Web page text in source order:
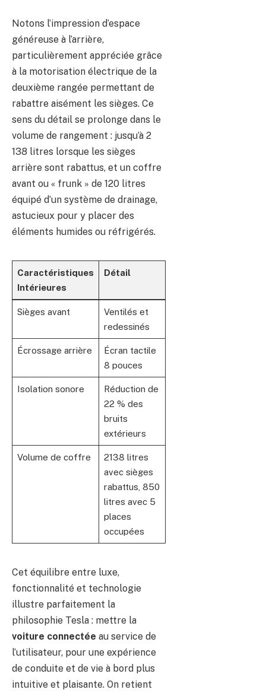
Notons l’impression d’espace
généreuse à l’arrière,
particulièrement appréciée grâce
à la motorisation électrique de la
deuxième rangée permettant de
rabattre aisément les sièges. Ce
sens du détail se prolonge dans le
volume de rangement : jusqu’à 2
138 litres lorsque les sièges
arrière sont rabattus, et un coffre
avant ou « frunk » de 120 litres
équipé d’un système de drainage,
astucieux pour y placer des
éléments humides ou réfrigérés.
Caractéristiques
Intérieures
Détail
Sièges avant
Ventilés et
redessinés
Écrossage arrière
Écran tactile
8 pouces
Isolation sonore
Réduction de
22 % des
bruits
extérieurs
Volume de coffre
2138 litres
avec sièges
rabattus, 850
litres avec 5
places
occupées
Cet équilibre entre luxe,
fonctionnalité et technologie
illustre parfaitement la
philosophie Tesla : mettre la
voiture connectée au service de
l’utilisateur, pour une expérience
de conduite et de vie à bord plus
intuitive et plaisante. On retient